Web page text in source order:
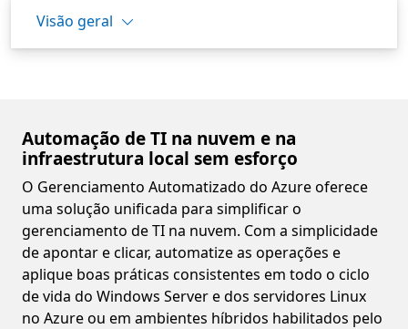
Visão geral
Automação de TI na nuvem e na
infraestrutura local sem esforço
O Gerenciamento Automatizado do Azure oferece
uma solução unificada para simplificar o
gerenciamento de TI na nuvem. Com a simplicidade
de apontar e clicar, automatize as operações e
aplique boas práticas consistentes em todo o ciclo
de vida do Windows Server e dos servidores Linux
no Azure ou em ambientes híbridos habilitados pelo